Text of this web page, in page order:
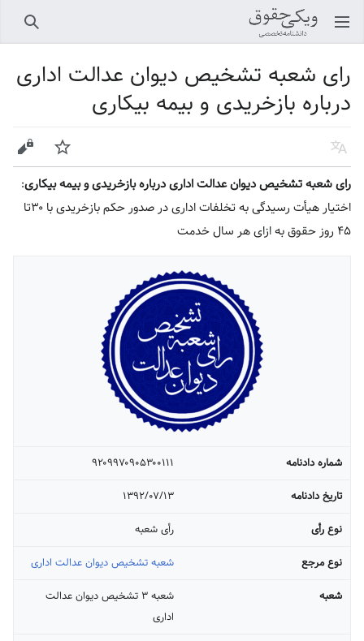
باز کردن منو اصلی جستجو
رای شعبه تشخیص دیوان عدالت اداری
درباره بازخریدی و بیمه بیکاری
زبان پیگیری ویرایش
رای شعبه تشخیص دیوان عدالت اداری درباره بازخریدی و بیمه بیکاری:
اختیار هیأت رسیدگی به تخلفات اداری در صدور حکم بازخریدی با ۳۰تا
۴۵ روز حقوق به ازای هر سال خدمت
شماره دادنامه
۹۲۰۹۹۷۰۹۰۵۳۰۰۱۱۱
تاریخ دادنامه
۱۳۹۲/۰۷/۱۳
نوع رأی
رأی شعبه
نوع مرجع
شعبه تشخیص دیوان عدالت اداری
شعبه
شعبه ۳ تشخیص دیوان عدالت
اداری